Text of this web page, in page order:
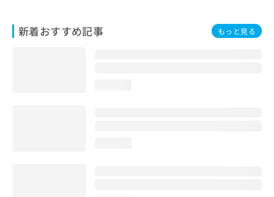
新着おすすめ記事 もっと見る
い